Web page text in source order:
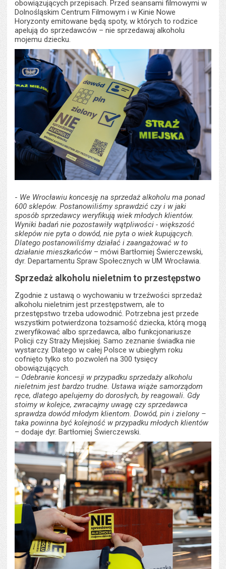
obowiązujących przepisach. Przed seansami filmowymi w
Dolnośląskim Centrum Filmowym i w Kinie Nowe
Horyzonty emitowane będą spoty, w których to rodzice
apelują do sprzedawców – nie sprzedawaj alkoholu
mojemu dziecku.
- We Wrocławiu koncesję na sprzedaż alkoholu ma ponad
600 sklepów. Postanowiliśmy sprawdzić czy i w jaki
sposób sprzedawcy weryfikują wiek młodych klientów.
Wyniki badań nie pozostawiły wątpliwości - większość
sklepów nie pyta o dowód, nie pyta o wiek kupujących.
Dlatego postanowiliśmy działać i zaangażować w to
działanie mieszkańców – mówi Bartłomiej Świerczewski,
dyr. Departamentu Spraw Społecznych w UM Wrocławia.
Sprzedaż alkoholu nieletnim to przestępstwo
Zgodnie z ustawą o wychowaniu w trzeźwości sprzedaż
alkoholu nieletnim jest przestępstwem, ale to
przestępstwo trzeba udowodnić. Potrzebna jest przede
wszystkim potwierdzona tożsamość dziecka, którą mogą
zweryfikować albo sprzedawca, albo funkcjonariusze
Policji czy Straży Miejskiej. Samo zeznanie świadka nie
wystarczy. Dlatego w całej Polsce w ubiegłym roku
cofnięto tylko sto pozwoleń na 300 tysięcy
obowiązujących.
– Odebranie koncesji w przypadku sprzedaży alkoholu
nieletnim jest bardzo trudne. Ustawa wiąże samorządom
ręce, dlatego apelujemy do dorosłych, by reagowali. Gdy
stoimy w kolejce, zwracajmy uwagę czy sprzedawca
sprawdza dowód młodym klientom. Dowód, pin i zielony –
taka powinna być kolejność w przypadku młodych klientów
– dodaje dyr. Bartłomiej Świerczewski.